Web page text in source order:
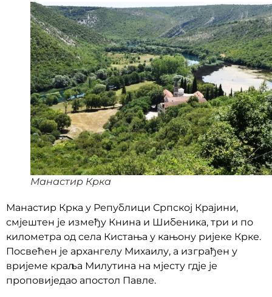
Манастир Крка
Манастир Крка у Републици Српској Крајини,
смјештен је између Книна и Шибеника, три и по
километра од села Кистања у кањону ријеке Крке.
Посвећен је архангелу Михаилу, а изграђен у
вријеме краља Милутина на мјесту гдје је
проповиједао апостол Павле.